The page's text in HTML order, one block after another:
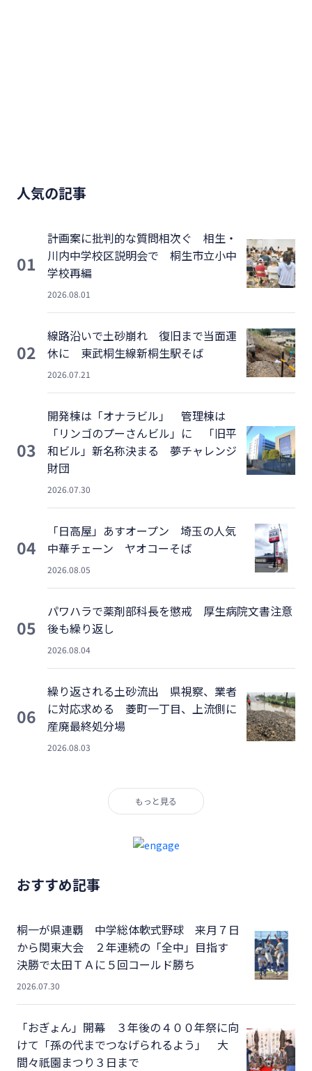
人気の記事
01
計画案に批判的な質問相次ぐ 相生・
川内中学校区説明会で 桐生市立小中
学校再編
2026.08.01
02
線路沿いで土砂崩れ 復旧まで当面運
休に 東武桐生線新桐生駅そば
2026.07.21
03
開発棟は「オナラビル」 管理棟は
「リンゴのプーさんビル」に 「旧平
和ビル」新名称決まる 夢チャレンジ
財団
2026.07.30
04
「日高屋」あすオープン 埼玉の人気
中華チェーン ヤオコーそば
2026.08.05
05
パワハラで薬剤部科長を懲戒 厚生病院文書注意
後も繰り返し
2026.08.04
06
繰り返される土砂流出 県視察、業者
に対応求める 菱町一丁目、上流側に
産廃最終処分場
2026.08.03
もっと見る
おすすめ記事
桐一が県連覇 中学総体軟式野球 来月７日
から関東大会 ２年連続の「全中」目指す
決勝で太田ＴＡに５回コールド勝ち
2026.07.30
「おぎょん」開幕 ３年後の４００年祭に向
けて「孫の代までつなげられるよう」 大
間々祇園まつり３日まで